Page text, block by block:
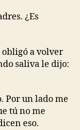
¿Es
a volver
saliva le dijo:
Por un lado me
tú no me
eso.